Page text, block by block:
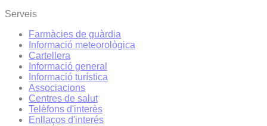
Serveis
Farmàcies de guàrdia
Informació meteorològica
Cartellera
Informació general
Informació turística
Associacions
Centres de salut
Telèfons d'interès
Enllaços d'interés